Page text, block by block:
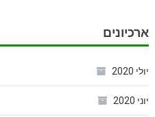
ארכיונים
יולי 2020
יוני 2020